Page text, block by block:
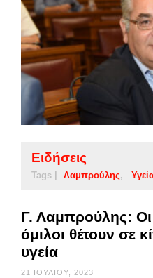
Ειδήσεις
Tags | Λαμπρούλης
Γ. Λαμπρούλης: Οι
όμιλοι θέτουν σε
υγεία
21 ΙΟΥΛΊΟΥ, 2023